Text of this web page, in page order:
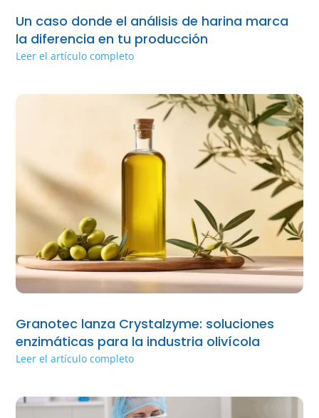
Un caso donde el análisis de harina marca
la diferencia en tu producción
Leer el artículo completo
Granotec lanza Crystalzyme: soluciones
enzimáticas para la industria olivícola
Leer el artículo completo